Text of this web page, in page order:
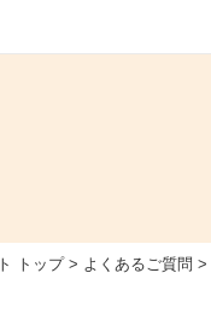
トップ > よくあるご質問 >